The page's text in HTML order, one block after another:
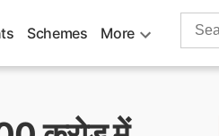
Schemes More
Search